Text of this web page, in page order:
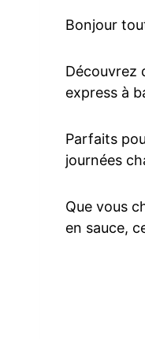
Bonjour
Découvrez
express à
Parfaits
journées
Que vous
en sauce,